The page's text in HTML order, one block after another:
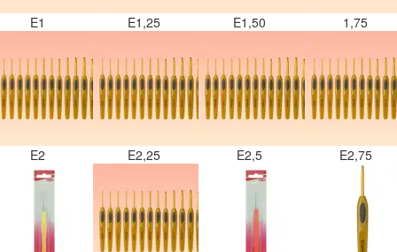
E1 E1,25 E1,50 1,75
E2 E2,25 E2,5 E2,75